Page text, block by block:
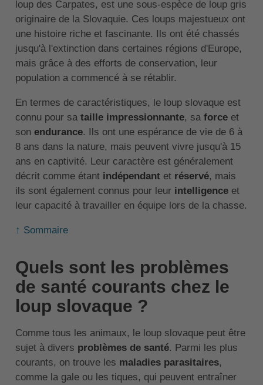
loup des Carpates, est une sous-espèce de loup gris
originaire de la Slovaquie. Ces loups majestueux ont
une histoire riche et fascinante. Ils ont été chassés
jusqu'à l'extinction dans certaines régions d'Europe,
mais grâce à des efforts de conservation, leur
population a commencé à se rétablir.
En termes de caractéristiques, le loup slovaque est
connu pour sa taille impressionnante, sa force et
son endurance. Ils ont une espérance de vie de 6 à
8 ans dans la nature, mais peuvent vivre jusqu'à 15
ans en captivité. Leur caractère est généralement
décrit comme étant indépendant et réservé, mais
ils sont également connus pour leur intelligence et
leur capacité à travailler en équipe lors de la chasse.
↑ Sommaire
Quels sont les problèmes
de santé courants chez le
loup slovaque ?
Comme tous les animaux, le loup slovaque peut être
sujet à divers problèmes de santé. Parmi les plus
courants, on trouve les maladies parasitaires,
comme la gale ou les tiques, qui peuvent entraîner